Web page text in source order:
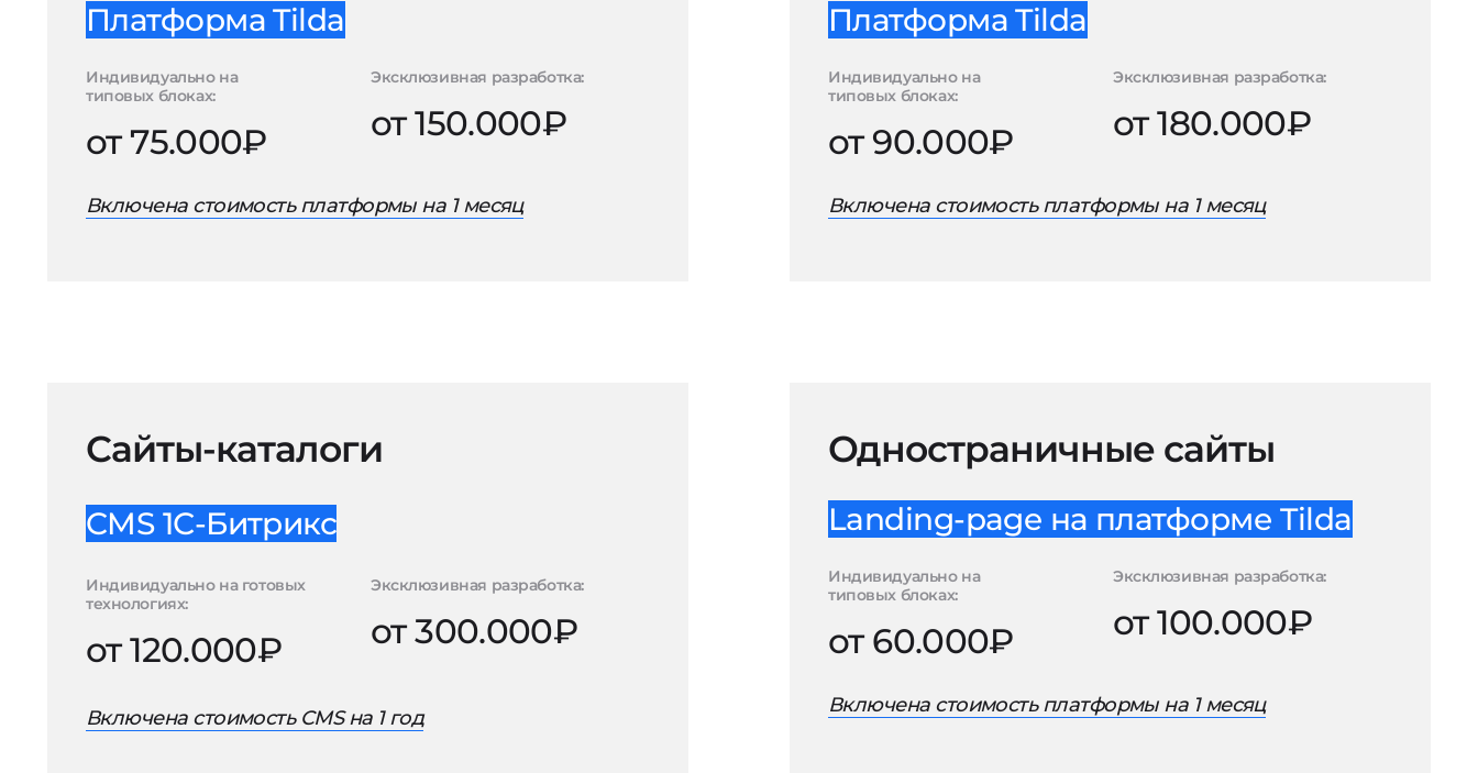
Платформа Tilda
Индивидуально на
типовых блоках:
от 75.000₽
Эксклюзивная разработка:
от 150.000₽
Включена стоимость платформы на 1 месяц
Платформа Tilda
Индивидуально на
типовых блоках:
от 90.000₽
Эксклюзивная разработка:
от 180.000₽
Включена стоимость платформы на 1 месяц
Сайты-каталоги
CMS 1С-Битрикс
Индивидуально на готовых
технологиях:
от 120.000₽
Эксклюзивная разработка:
от 300.000₽
Включена стоимость CMS на 1 год
Одностраничные сайты
Landing-page на платформе Tilda
Индивидуально на
типовых блоках:
от 60.000₽
Эксклюзивная разработка:
от 100.000₽
Включена стоимость платформы на 1 месяц